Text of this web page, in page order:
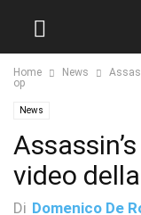
Home News
op
News
video
Di Domenico De